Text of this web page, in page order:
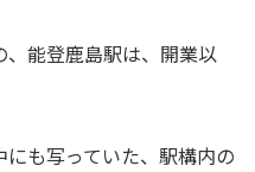
能登鹿島駅は、開業以
も写っていた、駅構内の